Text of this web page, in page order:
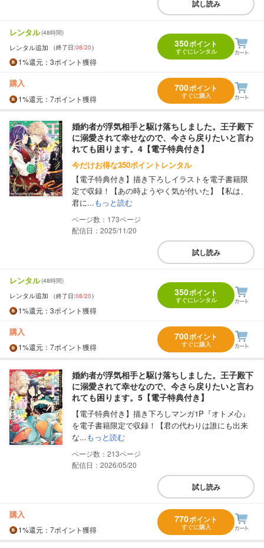
試し読み
レンタル(48時間)
レンタル追加 （終了日:08/20）
1%還元 ：3ポイント獲得
350ポイント
すぐにレンタル
購入
1%還元 ：7ポイント獲得
700ポイント
すぐに購入
婚約者が浮気相手と駆け落ちしました。王子殿下
に溺愛されて幸せなので、今さら戻りたいと言わ
れても困ります。4【電子特典付き】
今だけお得な350ポイントレンタル
【電子特典付き】描き下ろしイラストを電子書籍限
定で収録！【あの時ようやく気が付いた】【私は、
君に...もっと読む
173
配信日：2025/11/20
試し読み
レンタル(48時間)
レンタル追加 （終了日:08/20）
1%還元 ：3ポイント獲得
350ポイント
すぐにレンタル
購入
1%還元 ：7ポイント獲得
700ポイント
すぐに購入
婚約者が浮気相手と駆け落ちしました。王子殿下
に溺愛されて幸せなので、今さら戻りたいと言わ
れても困ります。5【電子特典付き】
【電子特典付き】描き下ろしマンガ1P『オトメ心』
を電子書籍限定で収録！【君の代わりは誰にも出来
な...もっと読む
213
配信日：2026/05/20
試し読み
購入
1%還元 ：7ポイント獲得
770ポイント
すぐに購入